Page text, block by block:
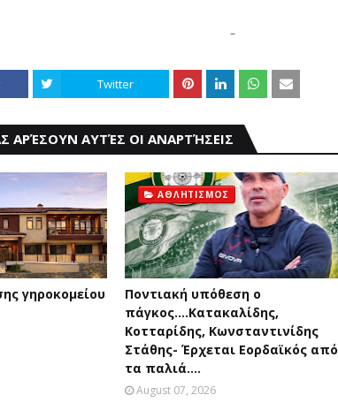
Twitter
ΑΡΈΣΟΥΝ ΑΥΤΈΣ ΟΙ ΑΝΑΡΤΉΣΕΙΣ
γηροκομείου
ΑΘΛΗΤΙΣΜΟΣ
Ποντιακή υπόθεση ο
πάγκος....Κατακαλίδης,
Κοτταρίδης, Κωνσταντινίδης
Στάθης- Έρχεται Εορδαϊκός από
τα παλιά....
August 07, 2026